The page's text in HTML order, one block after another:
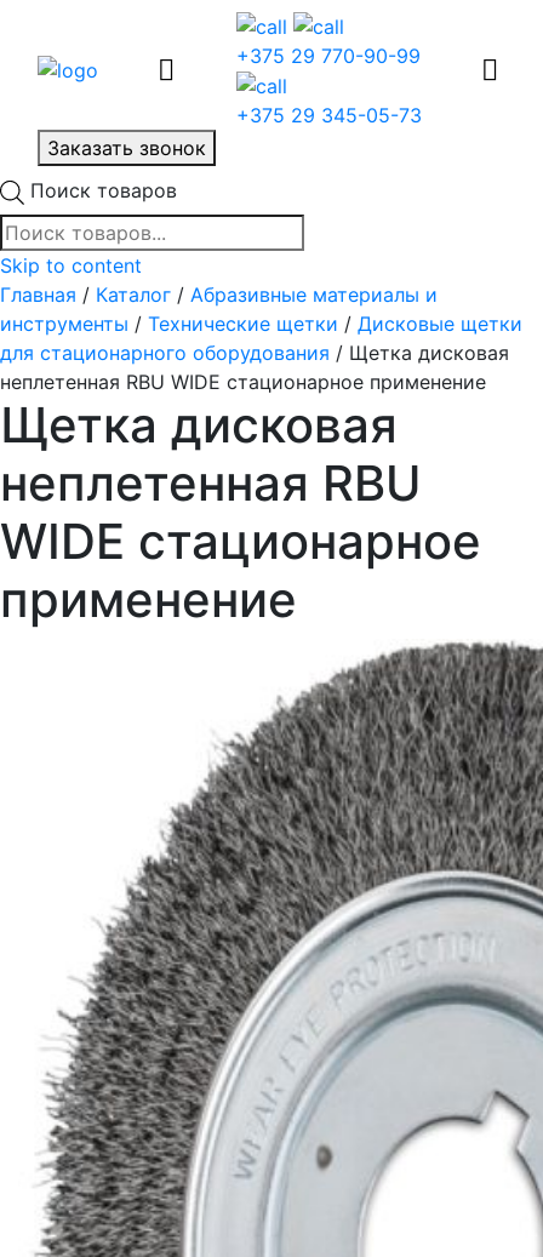
+375 29 770-90-99
+375 29 345-05-73
Заказать звонок
Поиск товаров
Skip to content
Главная / Каталог / Абразивные материалы и
инструменты / Технические щетки / Дисковые щетки
для стационарного оборудования / Щетка дисковая
неплетенная RBU WIDE стационарное применение
Щетка дисковая
неплетенная RBU
WIDE стационарное
применение